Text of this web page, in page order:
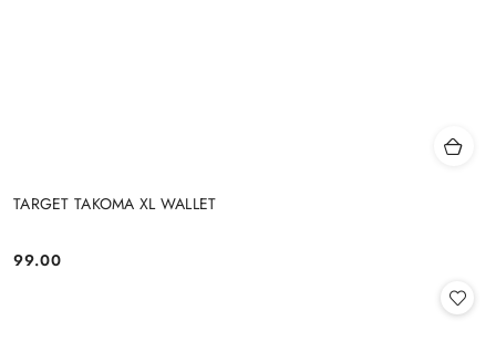
TARGET TAKOMA XL WALLET
Cena:
99.00